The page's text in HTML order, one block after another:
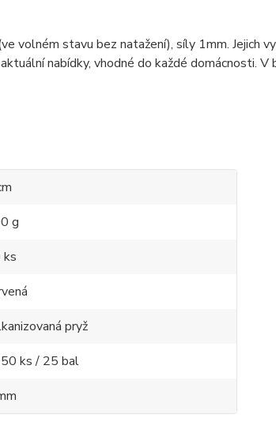
volném stavu bez natažení), síly 1mm. Jejich
nabídky, vhodné do každé domácnosti. V
g
ks
pryž
ks / 25 bal